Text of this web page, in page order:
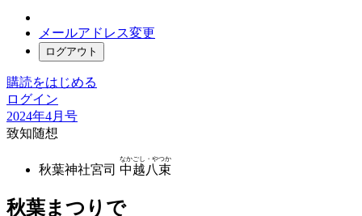
メールアドレス変更
ログアウト
購読をはじめる
ログイン
2024年4月号
致知随想
秋葉神社宮司 中越八束
なかごし・やつか
秋葉まつりで